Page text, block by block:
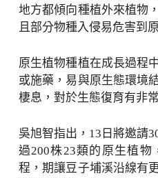
地方都傾向種植外來植物
且部分物種入侵易危害到
原生植物種植在成長過程
或施藥，易與原生態環境
棲息，對於生態復育有非
吳旭智指出，13日將邀請
過200株23類的原生植
程，期讓豆子埔溪沿線有